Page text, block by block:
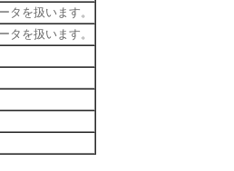
タを扱います。
タを扱います。